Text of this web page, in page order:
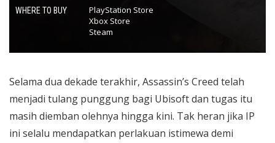
WHERE TO BUY
PlayStation Store
Xbox Store
Steam
Selama dua dekade terakhir, Assassin’s Creed telah
menjadi tulang punggung bagi Ubisoft dan tugas itu
masih diemban olehnya hingga kini. Tak heran jika IP
ini selalu mendapatkan perlakuan istimewa demi